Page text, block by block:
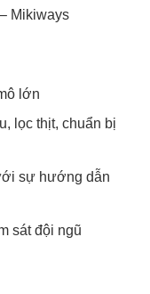
Mikiways
lớn
lọc thịt, chuẩn bị
sự hướng dẫn
sát đội ngũ